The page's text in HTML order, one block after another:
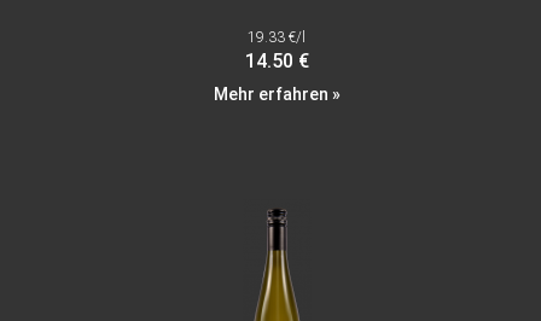
19.33 €/l
14.50 €
Mehr erfahren »